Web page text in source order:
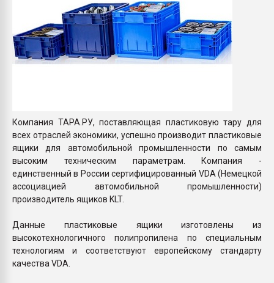
Компания ТАРА.РУ, поставляющая пластиковую тару для
всех отраслей экономики, успешно производит пластиковые
ящики для автомобильной промышленности по самым
высоким техническим параметрам. Компания -
единственный в России сертифицированный VDA (Немецкой
ассоциацией автомобильной промышленности)
производитель ящиков KLT.
Данные пластиковые ящики изготовлены из
высокотехнологичного полипропилена по специальным
технологиям и соответствуют европейскому стандарту
качества VDA.